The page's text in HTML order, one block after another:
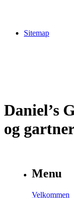
Sitemap
Daniel’s
og
Menu
Velkommen